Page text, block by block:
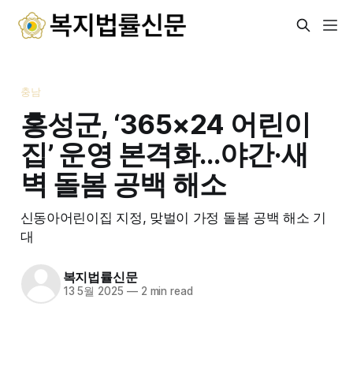
충남
홍성군, ‘365×24 어린이
집’ 운영 본격화…야간·새
벽 돌봄 공백 해소
신동아어린이집 지정, 맞벌이 가정 돌봄 공백 해소 기
대
복지법률신문
13 5월 2025 —2 min read